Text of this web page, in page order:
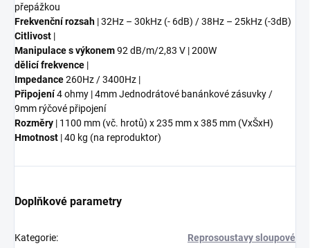
přepážkou
Frekvenční rozsah | 32Hz – 30kHz (- 6dB) / 38Hz – 25kHz (-3dB)
Citlivost |
Manipulace s výkonem92 dB/m/2,83 V | 200W
dělicí frekvence |
Impedance260Hz / 3400Hz |
Připojení4 ohmy | 4mm Jednodrátové banánkové zásuvky /
9mm rýčové připojení
Rozměry | 1100 mm (vč. hrotů) x 235 mm x 385 mm (VxŠxH)
Hmotnost | 40 kg (na reproduktor)
Doplňkové parametry
Kategorie: Reprosoustavy sloupové